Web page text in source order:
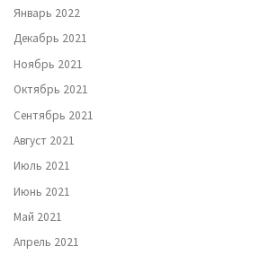
Январь 2022
Декабрь 2021
Ноябрь 2021
Октябрь 2021
Сентябрь 2021
Август 2021
Июль 2021
Июнь 2021
Май 2021
Апрель 2021